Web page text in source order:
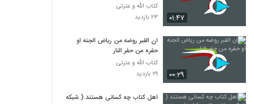
۰۱:۴۷
کتاب الله و عترتی
۲۳ بازدید
۰۰:۲۹
ان القبر روضه من ریاض الجنه او
حفره من حفر النار
کتاب الله و عترتی
۲۹ بازدید
اهل کتاب چه کسانی هستند ( شبکه